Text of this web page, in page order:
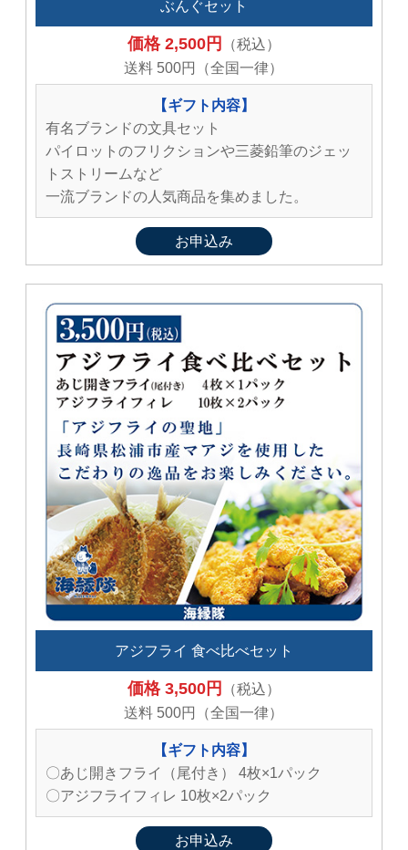
ぶんぐセット
価格 2,500円
（税込）
送料 500円（全国一律）
【ギフト内容】
有名ブランドの文具セット
パイロットのフリクションや三菱鉛筆のジェッ
トストリームなど
一流ブランドの人気商品を集めました。
お申込み
アジフライ 食べ比べセット
価格 3,500円
（税込）
送料 500円（全国一律）
【ギフト内容】
〇あじ開きフライ（尾付き） 4枚×1パック
〇アジフライフィレ 10枚×2パック
お申込み